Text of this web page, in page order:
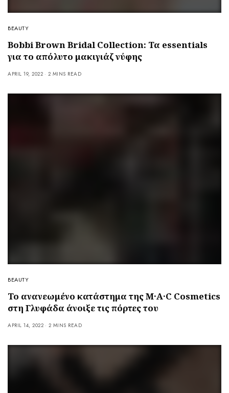
BEAUTY
Bobbi Brown Bridal Collection: Τα essentials
για το απόλυτο μακιγιάζ νύφης
APRIL 19, 2022 2 MINS READ
BEAUTY
Το ανανεωμένο κατάστημα της M·A·C Cosmetics
στη Γλυφάδα άνοιξε τις πόρτες του
APRIL 14, 2022 2 MINS READ